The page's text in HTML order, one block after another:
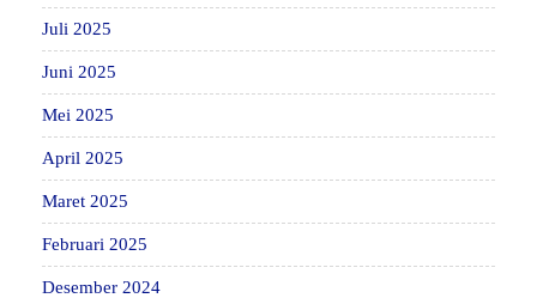
Juli 2025
Juni 2025
Mei 2025
April 2025
Maret 2025
Februari 2025
Desember 2024